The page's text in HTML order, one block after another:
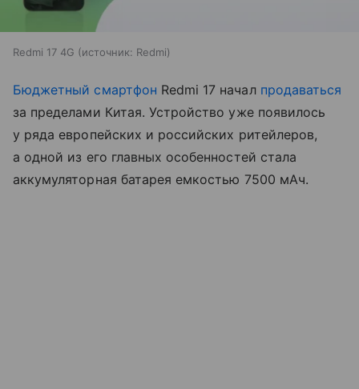
Redmi 17 4G источник: Redmi
Бюджетный смартфон Redmi 17 начал продаваться
за пределами Китая. Устройство уже появилось
у ряда европейских и российских ритейлеров,
а одной из его главных особенностей стала
аккумуляторная батарея емкостью 7500 мАч.